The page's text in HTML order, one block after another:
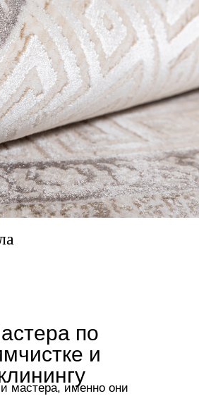
по
и
мастера, именно они